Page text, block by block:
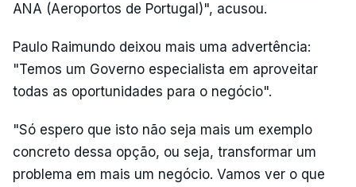
ANA (Aeroportos de Portugal)", acusou.
Paulo Raimundo deixou mais uma advertência:
"Temos um Governo especialista em aproveitar
todas as oportunidades para o negócio".
"Só espero que isto não seja mais um exemplo
concreto dessa opção, ou seja, transformar um
problema em mais um negócio. Vamos ver o que